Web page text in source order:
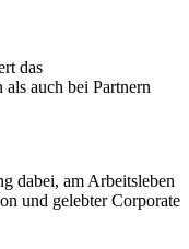
das
auch bei Partnern
dabei, am Arbeitsleben
und gelebter Corporate